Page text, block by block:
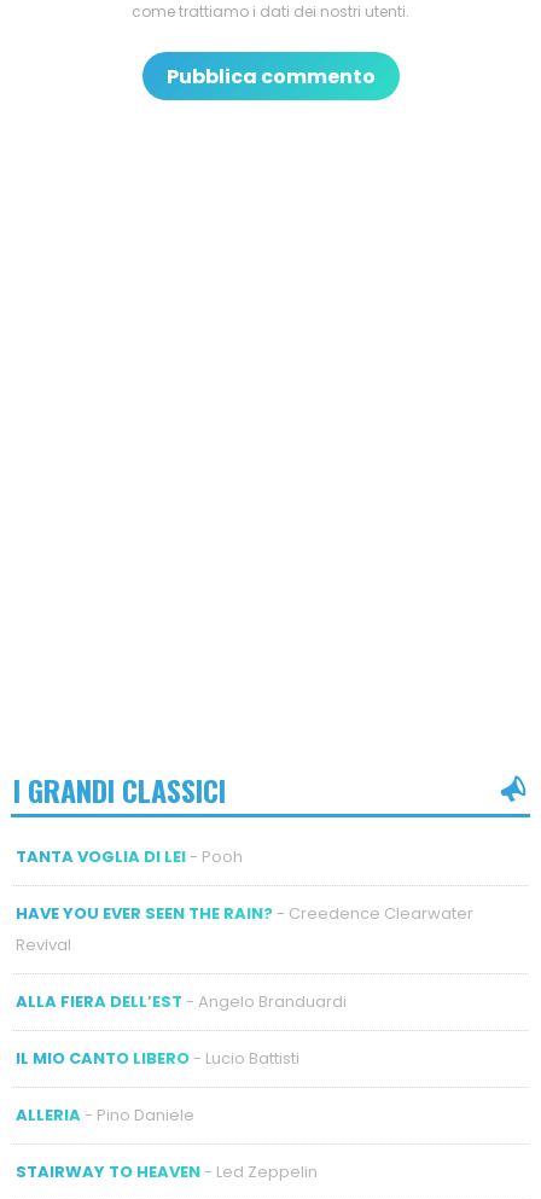
come trattiamo i dati dei nostri utenti.
I GRANDI CLASSICI
TANTA VOGLIA DI LEI- Pooh
HAVE YOU EVER SEEN THE RAIN?- Creedence Clearwater
Revival
ALLA FIERA DELL’EST - Angelo Branduardi
IL MIO CANTO LIBERO- Lucio Battisti
ALLERIA- Pino Daniele
STAIRWAY TO HEAVEN- Led Zeppelin